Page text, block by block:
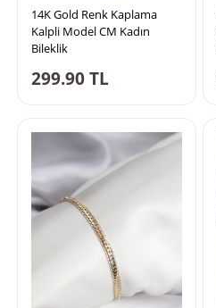
14K Gold Renk Kaplama
Kalpli Model CM Kadın
Bileklik
299.90TL